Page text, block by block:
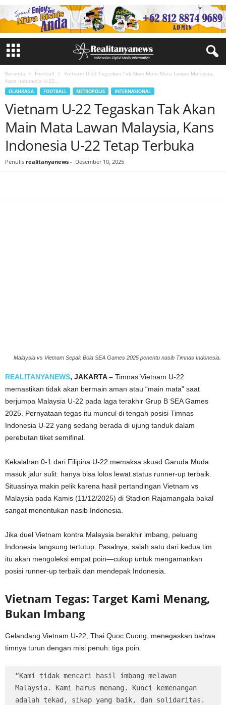
Beranda Football
Vietnam U-22 Tegaskan Tak Akan Main Mata Lawan Malaysia,
Kans Indonesia U-22...
OLAHRAGA FOOTBALL METROPOLIS INTERNASIONAL
Vietnam U-22 Tegaskan Tak Akan
Main Mata Lawan Malaysia, Kans
Indonesia U-22 Tetap Terbuka
Penulis realitanyanews - Desember 10, 2025
Malaysia vs Vietnam Sepak Bola SEA Games 2025 penentu nasib Timnas Indonesia.
REALITANYANEWS, JAKARTA – Timnas Vietnam U-22
memastikan tidak akan bermain aman atau “main mata” saat
berjumpa Malaysia U-22 pada laga terakhir Grup B SEA Games
2025. Pernyataan tegas itu muncul di tengah posisi Timnas
Indonesia U-22 yang sedang berada di ujung tanduk dalam
perebutan tiket semifinal.
Kekalahan 0-1 dari Filipina U-22 memaksa skuad Garuda Muda
masuk jalur sulit: hanya bisa lolos lewat status runner-up terbaik.
Situasinya makin pelik karena hasil pertandingan Vietnam vs
Malaysia pada Kamis (11/12/2025) di Stadion Rajamangala bakal
sangat menentukan nasib Indonesia.
Jika duel Vietnam kontra Malaysia berakhir imbang, peluang
Indonesia langsung tertutup. Pasalnya, salah satu dari kedua tim
itu akan mengoleksi empat poin—cukup untuk mengamankan
posisi runner-up terbaik dan mendepak Indonesia.
Vietnam Tegas: Target Kami Menang,
Bukan Imbang
Gelandang Vietnam U-22, Thai Quoc Cuong, menegaskan bahwa
timnya turun dengan misi penuh: tiga poin.
“Kami tidak mencari hasil imbang melawan
Malaysia. Kami harus menang. Kunci kemenangan
adalah tekad, sikap yang baik, dan solidaritas.